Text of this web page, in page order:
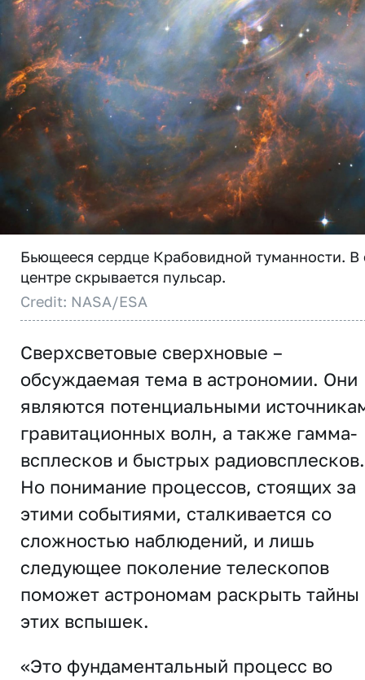
Бьющееся сердце Крабовидной туманности. В
центре скрывается пульсар.
Credit: NASA/ESA
Сверхсветовые сверхновые –
обсуждаемая тема в астрономии. Они
являются потенциальными
гравитационных волн, а также гамма-
всплесков и быстрых радиовсплесков.
Но понимание процессов, стоящих за
этими событиями, сталкивается со
сложностью наблюдений, и лишь
следующее поколение телескопов
поможет астрономам раскрыть тайны
этих вспышек.
«Это фундаментальный процесс во